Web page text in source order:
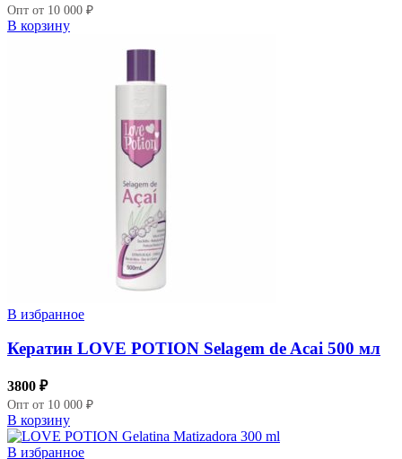
Опт от 10 000 ₽
В корзину
В избранное
Кератин LOVE POTION Selagem de Acai 500 мл
3800 ₽
Опт от 10 000 ₽
В корзину
В избранное